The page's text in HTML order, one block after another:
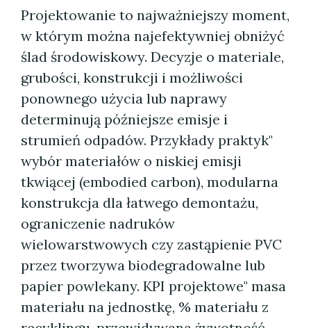
Projektowanie to najważniejszy moment,
w którym można najefektywniej obniżyć
ślad środowiskowy. Decyzje o materiale,
grubości, konstrukcji i możliwości
ponownego użycia lub naprawy
determinują późniejsze emisje i
strumień odpadów. Przykłady praktyk"
wybór materiałów o niskiej emisji
tkwiącej (embodied carbon), modularna
konstrukcja dla łatwego demontażu,
ograniczenie nadruków
wielowarstwowych czy zastąpienie PVC
przez tworzywa biodegradowalne lub
papier powlekany. KPI projektowe" masa
materiału na jednostkę, % materiału z